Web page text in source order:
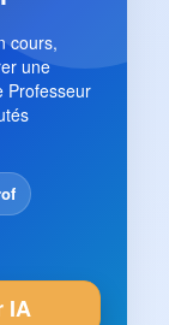
cours,
une
Professeur
IA